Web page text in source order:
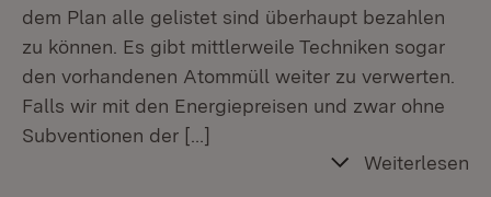
dem Plan alle gelistet sind überhaupt bezahlen
zu können. Es gibt mittlerweile Techniken sogar
den vorhandenen Atommüll weiter zu verwerten.
Falls wir mit den Energiepreisen und zwar ohne
Subventionen der […]
Weiterlesen